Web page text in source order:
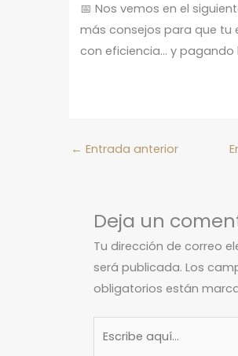
📅 Nos vemos en el
más consejos para que tu
con eficiencia… y pagando
← Entrada anterior
Deja un
Tu dirección de correo
será publicada. Los
obligatorios están